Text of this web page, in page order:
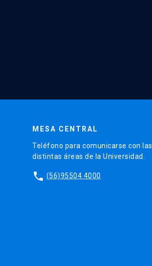
MESA CENTRAL
Teléfono para comunicarse con las
distintas áreas de la Universidad.
phone (56)95504 4000